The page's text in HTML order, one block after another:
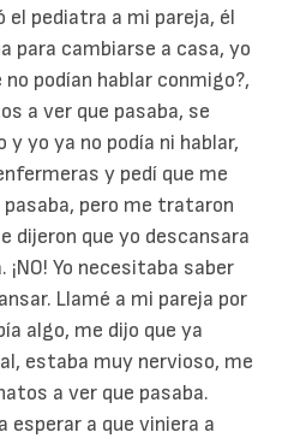
el pediatra a mi pareja, él
para cambiarse a casa, yo
podían hablar conmigo?,
a ver que pasaba, se
yo ya no podía ni hablar,
y pedí que me
pero me trataron
dijeron que yo descansara
Yo necesitaba saber
Llamé a mi pareja por
algo, me dijo que ya
estaba muy nervioso, me
a ver que pasaba.
esperar a que viniera a